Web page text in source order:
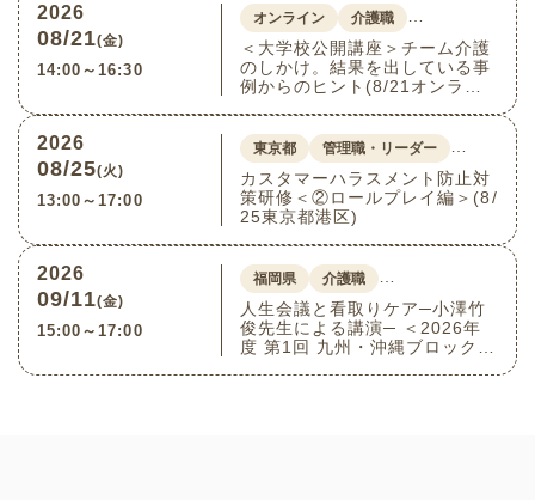
2026
08/21(金)
14:00～16:30
オンライン 介護職
…
＜大学校公開講座＞チーム介護
のしかけ。結果を出している事
例からのヒント(8/21オンライ
2026
08/25(火)
13:00～17:00
東京都 管理職・リーダー
…
カスタマーハラスメント防止対
策研修＜②ロールプレイ編＞(8/
25東京都港区)
2026
09/11(金)
15:00～17:00
福岡県 介護職
…
人生会議と看取りケア─小澤竹
俊先生による講演─ ＜2026年
度 第1回 九州・沖縄ブロック介